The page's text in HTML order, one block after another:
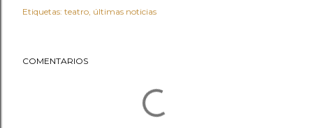
Etiquetas: teatro últimas noticias
COMENTARIOS